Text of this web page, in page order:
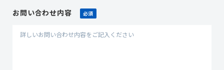
お問い合わせ内容 必須